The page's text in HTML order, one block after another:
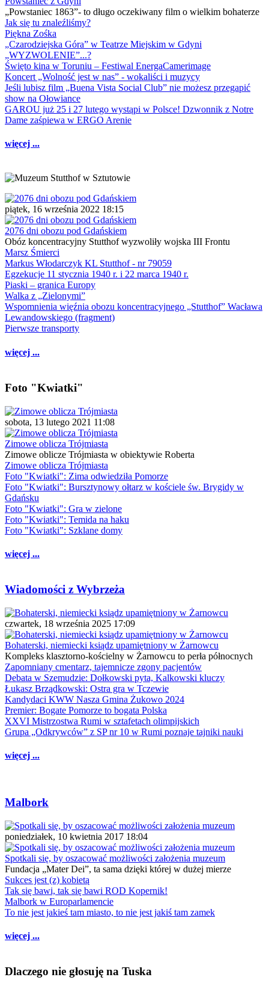
„Powstaniec 1863”- to długo oczekiwany film o wielkim bohaterze
Jak się tu znaleźliśmy?
Piękna Zośka
„Czarodziejska Góra” w Teatrze Miejskim w Gdyni
„WYZWOLENIE”...?
Święto kina w Toruniu – Festiwal EnergaCamerimage
Koncert „Wolność jest w nas” - wokaliści i muzycy
Jeśli lubisz film „Buena Vista Social Club” nie możesz przegapić
show na Ołowiance
GAROU już 25 i 27 lutego wystąpi w Polsce! Dzwonnik z Notre
Dame zaśpiewa w ERGO Arenie
więcej ...
piątek, 16 września 2022 18:15
2076 dni obozu pod Gdańskiem
Obóz koncentracyjny Stutthof wyzwoliły wojska III Frontu
Marsz Śmierci
Markus Włodarczyk KL Stutthof - nr 79059
Egzekucje 11 stycznia 1940 r. i 22 marca 1940 r.
Piaski – granica Europy
Walka z „Zielonymi”
Wspomnienia więźnia obozu koncentracyjnego „Stutthof” Wacława
Lewandowskiego (fragment)
Pierwsze transporty
więcej ...
Foto "Kwiatki"
sobota, 13 lutego 2021 11:08
Zimowe oblicza Trójmiasta
Zimowe oblicze Trójmiasta w obiektywie Roberta
Zimowe oblicza Trójmiasta
Foto "Kwiatki": Zima odwiedziła Pomorze
Foto "Kwiatki": Bursztynowy ołtarz w kościele św. Brygidy w
Gdańsku
Foto "Kwiatki": Gra w zielone
Foto "Kwiatki": Temida na haku
Foto "Kwiatki": Szklane domy
więcej ...
Wiadomości z Wybrzeża
czwartek, 18 września 2025 17:09
Bohaterski, niemiecki ksiądz upamiętniony w Żarnowcu
Kompleks klasztorno-kościelny w Żarnowcu to perła północnych
Zapomniany cmentarz, tajemnicze zgony pacjentów
Debata w Szemudzie: Dołkowski pyta, Kalkowski kluczy
Łukasz Brządkowski: Ostra gra w Tczewie
Kandydaci KWW Nasza Gmina Żukowo 2024
Premier: Bogate Pomorze to bogata Polska
XXVI Mistrzostwa Rumi w sztafetach olimpijskich
Grupa „Odkrywców” z SP nr 10 w Rumi poznaje tajniki nauki
więcej ...
Malbork
poniedziałek, 10 kwietnia 2017 18:04
Spotkali się, by oszacować możliwości założenia muzeum
Fundacja „Mater Dei”, ta sama dzięki której w dużej mierze
Sukces jest (z) kobietą
Tak się bawi, tak się bawi ROD Kopernik!
Malbork w Europarlamencie
To nie jest jakieś tam miasto, to nie jest jakiś tam zamek
więcej ...
Dlaczego nie głosuję na Tuska